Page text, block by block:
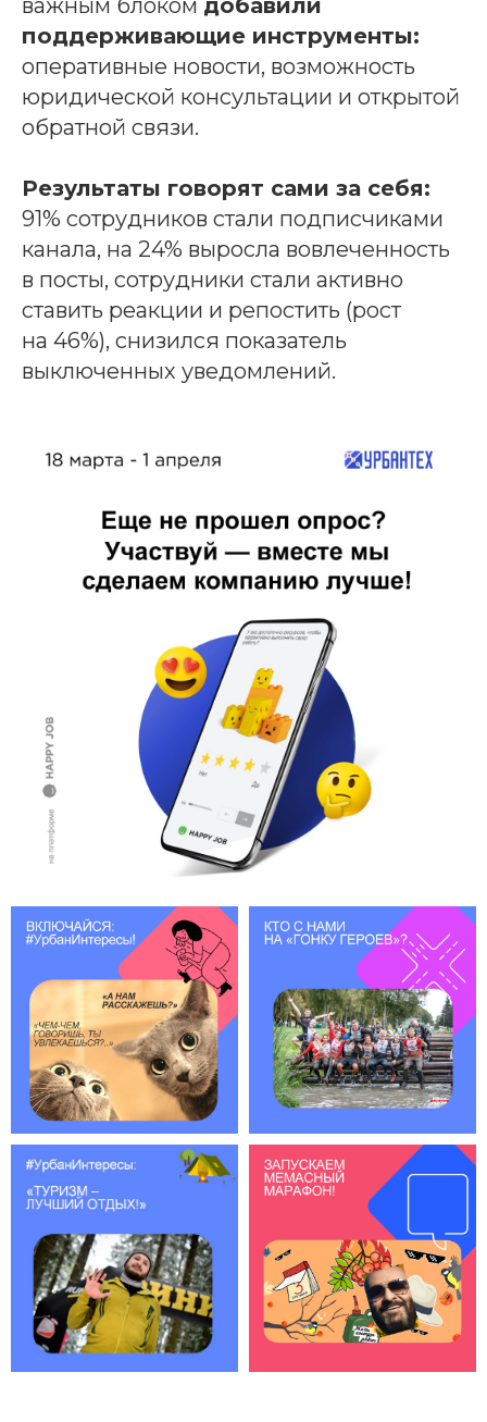
важным блоком добавили
поддерживающие инструменты:
оперативные новости, возможность
юридической консультации и открытой
обратной связи.
Результаты говорят сами за себя:
91% сотрудников стали подписчиками
канала, на 24% выросла вовлеченность
в посты, сотрудники стали активно
ставить реакции и репостить (рост
на 46%), снизился показатель
выключенных уведомлений.